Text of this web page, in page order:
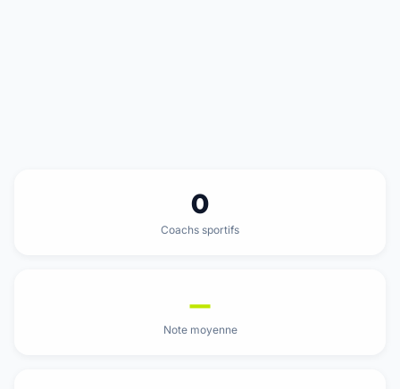
0
Coachs sportifs
—
Note moyenne